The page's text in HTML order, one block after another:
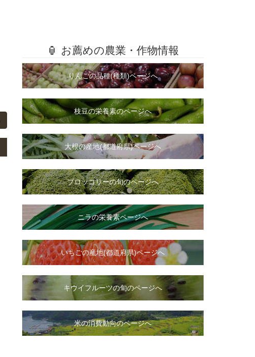
🏮 お薦めの農業・作物情報
りんごの品種(種類)ページへ
枝豆の栄養素のページへ
大根の産地(都道府県)ページへ
ブロッコリーの旬のページへ
ニラの栄養素ページへ
いちごの産地(都道府県)ページへ
キウイフルーツの旬のページへ
米の消費動向のページへ